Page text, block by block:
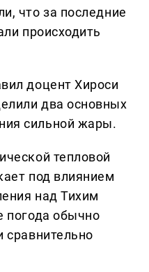
что за последние
происходить
доцент Хироси
два основных
сильной жары.
тепловой
под влиянием
над Тихим
погода обычно
сравнительно